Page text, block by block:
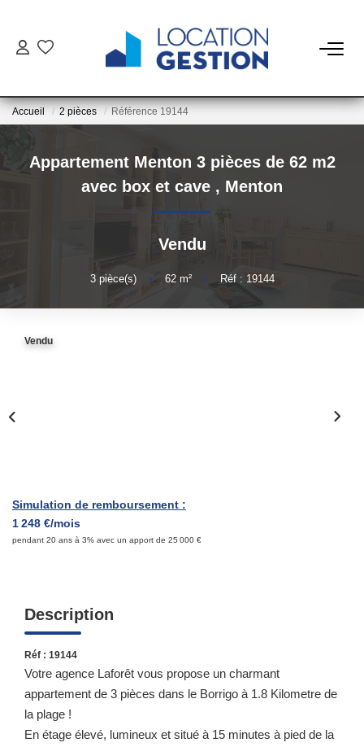
La Gestion Du Bien
La Gestion Du Locataire
LOUER
Accueil 2 pièces Référence 19144
Appartement Menton 3 pièces de 62 m2
avec box et cave , Menton
Vendu
3pièce(s) • 62m² • Réf : 19144
Vendu
Simulation de remboursement :
1 248 €/mois
pendant 20 ans à 3% avec un apport de 25 000 €
Description
Réf : 19144
Votre agence Laforêt vous propose un charmant
appartement de 3 pièces dans le Borrigo à 1.8 Kilometre de
la plage !
En étage élevé, lumineux et situé à 15 minutes à pied de la